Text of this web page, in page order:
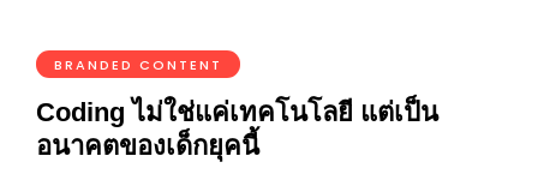
BRANDED CONTENT
Coding ไม่ใช่แค่เทคโนโลยี แต่เป็น
อนาคตของเด็กยุคนี้